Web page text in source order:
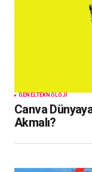
GENELTEKNOLOJI
Canva
Akmalı?